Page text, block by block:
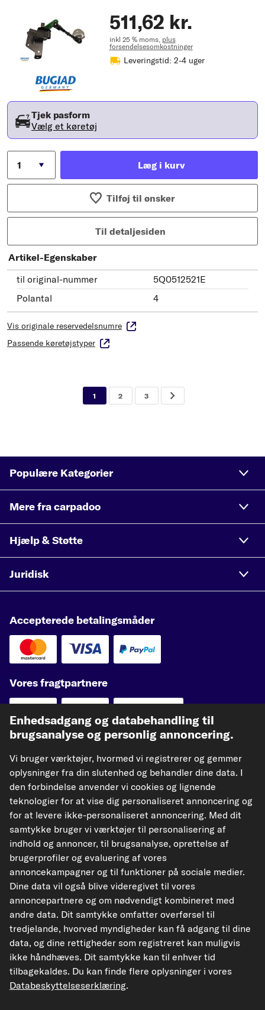
511,62 kr.
inkl 25 % moms, plus
forsendelsesomkostninger
Leveringstid: 2-4 uger
Tjek pasform
Vælg et køretøj
Læg i kurv
Tilføj til ønsker
Til detaljesiden
Artikel-Egenskaber
til original-nummer
5Q0512521E
Polantal
4
Vis originale reservedelsnumre
Passende køretøjstyper
1 2 3
Populære Kategorier
Mere fra carpadoo
Hjælp & Støtte
Juridisk
Accepterede betalingsmåder
Vores fragtpartnere
kfzteile24.de kfzteile24.at
carpardoo.nl
carpardoo.fr
De data, der præsenteres her, især hele databasen, må ikke gengives.
Gengivelse og distribution af data og database uden forudgående samtykke fra
TecAlliance og/eller involvering af tredjeparter i sådanne aktiviteter er strengt
forbudt. Enhver uautoriseret brug af indhold udgør en krænkelse af
ophavsretten og kan resultere i retssager.
Tilbagekaldelse af aftalen
© 2026 carpardoo – Alle rettigheder forbeholdes.
Enhedsadgang og databehandling til
brugsanalyse og personlig annoncering.
Vi bruger værktøjer, hvormed vi registrerer og gemmer
oplysninger fra din slutenhed og behandler dine data. I
den forbindelse anvender vi cookies og lignende
teknologier for at vise dig personaliseret annoncering og
for at levere ikke-personaliseret annoncering. Med dit
samtykke bruger vi værktøjer til personalisering af
indhold og annoncer, til brugsanalyse, oprettelse af
brugerprofiler og evaluering af vores
annoncekampagner og til funktioner på sociale medier.
Dine data vil også blive videregivet til vores
annoncepartnere og om nødvendigt kombineret med
andre data. Dit samtykke omfatter overførsel til
tredjelande, hvorved myndigheder kan få adgang til dine
data, og dine rettigheder som registreret kan muligvis
ikke håndhæves. Dit samtykke kan til enhver tid
tilbagekaldes. Du kan finde flere oplysninger i vores
Databeskyttelseserklæring.